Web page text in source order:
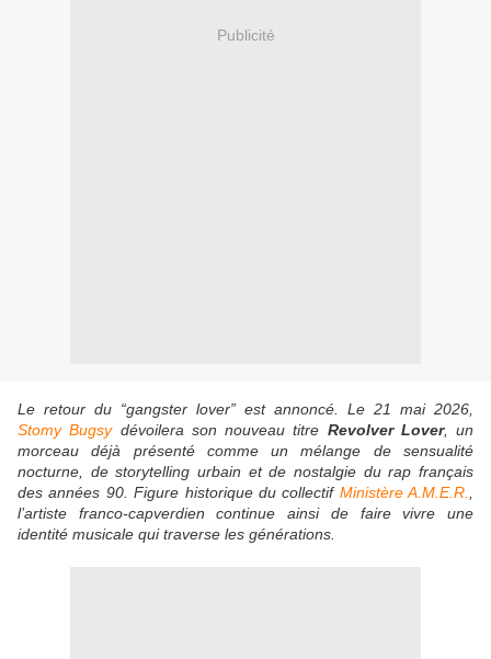
Publicité
Le retour du “gangster lover” est annoncé. Le 21 mai 2026,
Stomy Bugsydévoilera son nouveau titre Revolver Lover, un
morceau déjà présenté comme un mélange de sensualité
nocturne, de storytelling urbain et de nostalgie du rap français
des années 90. Figure historique du collectif Ministère A.M.E.R.
l’artiste franco-capverdien continue ainsi de faire vivre une
identité musicale qui traverse les générations.